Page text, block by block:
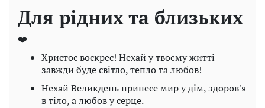
Для рідних та близьких
❤️
Христос воскрес! Нехай у твоєму житті
завжди буде світло, тепло та любов!
Нехай Великдень принесе мир у дім, здоров'я
в тіло, а любов у серце.